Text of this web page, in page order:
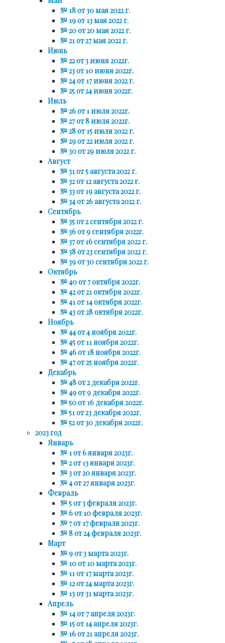
№ 18 от 30 мая 2022 г.
№ 19 от 13 мая 2022 г.
№ 20 от 20 мая 2022 г.
№ 21 от 27 мая 2022 г.
Июнь
№ 22 от 3 июня 2022г.
№ 23 от 10 июня 2022г.
№ 24 от 17 июня 2022 г.
№ 25 от 24 июня 2022г.
Июль
№ 26 от 1 июля 2022г.
№ 27 от 8 июля 2022г.
№ 28 от 15 июля 2022 г.
№ 29 от 22 июля 2022 г.
№ 30 от 29 июля 2022 г.
Август
№ 31 от 5 августа 2022 г.
№ 32 от 12 августа 2022 г.
№ 33 от 19 августа 2022 г.
№ 34 от 26 августа 2022 г.
Сентябрь
№ 35 от 2 сентября 2022 г.
№ 36 от 9 сентября 2022г.
№ 37 от 16 сентября 2022 г.
№ 38 от 23 сентября 2022 г.
№ 39 от 30 сентября 2022 г.
Октябрь
№ 40 от 7 октября 2022г.
№ 42 от 21 октября 2022г.
№ 41 от 14 октября 2022г.
№ 43 от 28 октября 2022г.
Ноябрь
№ 44 от 4 ноября 2022г.
№ 45 от 11 ноября 2022г.
№ 46 от 18 ноября 2022г.
№ 47 от 25 ноября 2022г.
Декабрь
№ 48 от 2 декабря 2022г.
№ 49 от 9 декабря 2022г.
№ 50 от 16 декабря 2022г.
№ 51 от 23 декабря 2022г.
№ 52 от 30 декабря 2022г.
2023 год
Январь
№ 1 от 6 января 2023г.
№ 2 от 13 января 2023г.
№ 3 от 20 января 2023г.
№ 4 от 27 января 2023г.
Февраль
№ 5 от 3 февраля 2023г.
№ 6 от 10 февраля 2023г.
№ 7 от 17 февраля 2023г.
№ 8 от 24 февраля 2023г.
Март
№ 9 от 3 марта 2023г.
№ 10 от 10 марта 2023г.
№ 11 от 17 марта 2023г.
№ 12 от 24 марта 2023г.
№ 13 от 31 марта 2023г.
Апрель
№ 14 от 7 апреля 2023г.
№ 15 от 14 апреля 2023г.
№ 16 от 21 апреля 2023г.